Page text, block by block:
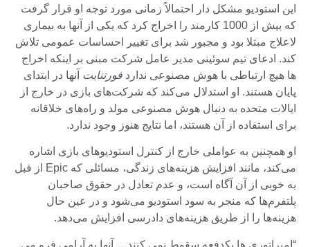
این استودیو مشکل دار احتمالاً زمانی مورد توجه او قرار گرفت
که بیش از 1000 کارمند را اخراج کرد که یکی از آنها به بیماری
لاعلاج مبتلا بود و مجبور شد برای تغییر احساسات عمومی تلاش
کند. ادعای تیم سوئینی مدیر عامل شرکت مبنی بر اینکه اخراج
ها هیچ ارتباطی با هوش مصنوعی ندارد فورتنایت آنها در ابتدای
پایان هستند. او استدلال می‌کند که شرکت‌های بازی در خارج از
ایالات متحده به دنبال هوش مصنوعی مولد و راه‌های خلاقانه
برای استفاده از آن هستند، اما نتایج هنوز وجود ندارد.
او همچنین به عواملی خارج از کنترل استودیوهای بازی اشاره
می‌کند، مانند افزایش هزینه‌های زندگی، مسائلی که Epic از قبل
به خوبی از آن آگاه است، و عدم تعادل در حقوق صاحبان
پلتفرم‌ها که منجر به سود استودیو می‌شود و در عین حال
هزینه‌ها را از طریق هزینه‌های دادرسی افزایش می‌دهد.
“امپراتوری ها یکدفعه سقوط نمی کنند… آنها به آرامی فرو می